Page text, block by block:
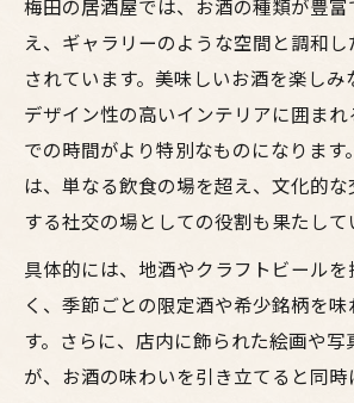
梅田の居酒屋では、お酒の種類が豊
え、ギャラリーのような空間と調和
されています。美味しいお酒を楽しみ
デザイン性の高いインテリアに囲ま
での時間がより特別なものになります
は、単なる飲食の場を超え、文化的
する社交の場としての役割も果たして
具体的には、地酒やクラフトビール
く、季節ごとの限定酒や希少銘柄を
す。さらに、店内に飾られた絵画や写
が、お酒の味わいを引き立てると同時